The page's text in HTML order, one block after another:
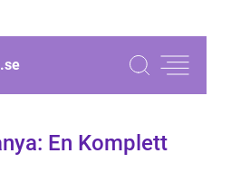
se
En Komplett